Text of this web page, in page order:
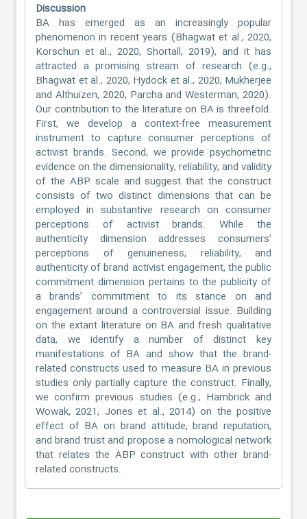
Discussion
BA has emerged as an increasingly popular
phenomenon in recent years (Bhagwat et al., 2020,
Korschun et al., 2020, Shortall, 2019), and it has
attracted a promising stream of research (e.g.,
Bhagwat et al., 2020, Hydock et al., 2020, Mukherjee
and Althuizen, 2020, Parcha and Westerman, 2020).
Our contribution to the literature on BA is threefold.
First, we develop a context-free measurement
instrument to capture consumer perceptions of
activist brands. Second, we provide psychometric
evidence on the dimensionality, reliability, and validity
of the ABP scale and suggest that the construct
consists of two distinct dimensions that can be
employed in substantive research on consumer
perceptions of activist brands. While the
authenticity dimension addresses consumers’
perceptions of genuineness, reliability, and
authenticity of brand activist engagement, the public
commitment dimension pertains to the publicity of
a brands’ commitment to its stance on and
engagement around a controversial issue. Building
on the extant literature on BA and fresh qualitative
data, we identify a number of distinct key
manifestations of BA and show that the brand-
related constructs used to measure BA in previous
studies only partially capture the construct. Finally,
we confirm previous studies (e.g., Hambrick and
Wowak, 2021, Jones et al., 2014) on the positive
effect of BA on brand attitude, brand reputation,
and brand trust and propose a nomological network
that relates the ABP construct with other brand-
related constructs.